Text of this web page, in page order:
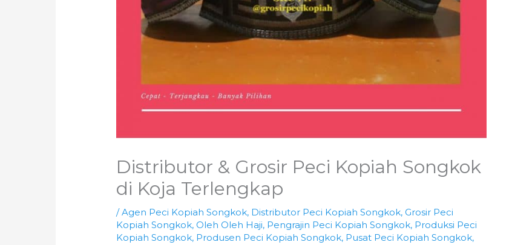
Distributor & Grosir Peci Kopiah Songkok
di Koja Terlengkap
/Agen Peci Kopiah Songkok, Distributor Peci Kopiah Songkok,Grosir Peci
Kopiah Songkok,Oleh Oleh Haji, Pengrajin Peci Kopiah Songkok, Produksi Peci
Kopiah Songkok, Produsen Peci Kopiah Songkok, Pusat Peci Kopiah Songkok,